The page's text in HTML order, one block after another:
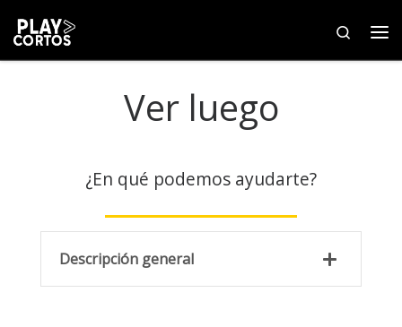
Saltar al contenido
Search
Ver luego
¿En qué podemos ayudarte?
Descripción general